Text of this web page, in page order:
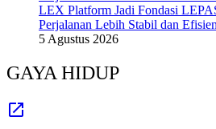
LEX Platform Jadi Fondasi
Perjalanan Lebih Stabil dan Efisien
5 Agustus 2026
GAYA HIDUP